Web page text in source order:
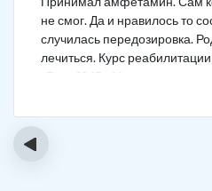
не смог. Да и нравилось то
случилась передозировка.
лечиться. Курс
«Рехаб365». Много месяцев
‹